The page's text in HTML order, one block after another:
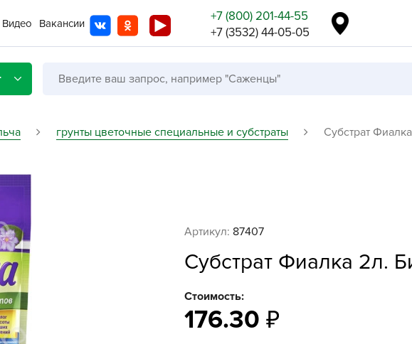
Видео Вакансии
+7 (800) 201-44-55
+7 (3532) 44-05-05
ALT
грунты цветочные специальные и субстраты Субстрат
Артикул: 87407
Субстрат Фиалка 2л.
Стоимость:
176.30